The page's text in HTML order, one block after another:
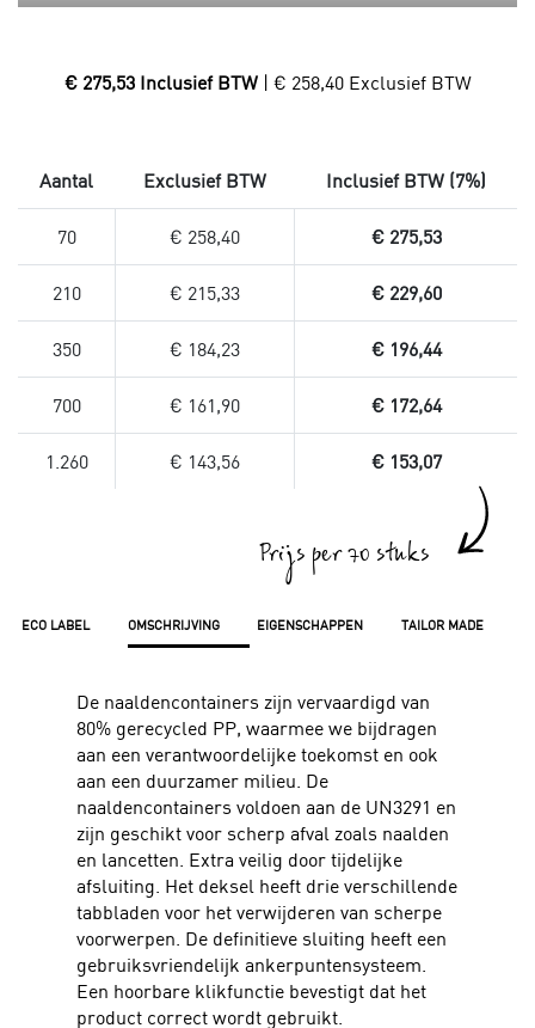
€ 275,53 Inclusief BTW | € 258,40 Exclusief BTW
ECO LABEL OMSCHRIJVING EIGENSCHAPPEN TAILOR MADE
De naaldencontainers zijn vervaardigd van
80% gerecycled PP, waarmee we bijdragen
aan een verantwoordelijke toekomst en ook
aan een duurzamer milieu. De
naaldencontainers voldoen aan de UN3291 en
zijn geschikt voor scherp afval zoals naalden
en lancetten. Extra veilig door tijdelijke
afsluiting. Het deksel heeft drie verschillende
tabbladen voor het verwijderen van scherpe
voorwerpen. De definitieve sluiting heeft een
gebruiksvriendelijk ankerpuntensysteem.
Een hoorbare klikfunctie bevestigt dat het
product correct wordt gebruikt.
Aantal Exclusief BTW Inclusief BTW (7%)
70 € 258,40 € 275,53
210 € 215,33 € 229,60
350 € 184,23 € 196,44
700 € 161,90 € 172,64
1.260 € 143,56 € 153,07
Prijs per 70 stuks